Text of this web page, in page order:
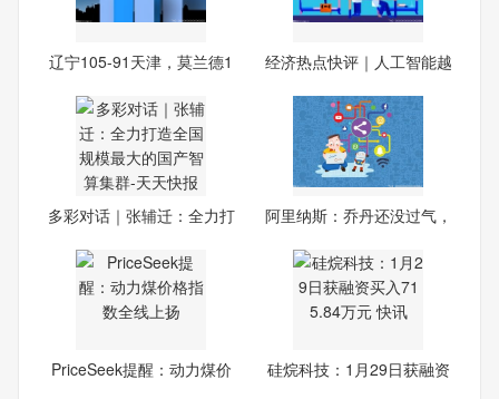
辽宁105-91天津，莫兰德1
经济热点快评｜人工智能越
多彩对话｜张辅迁：全力打
阿里纳斯：乔丹还没过气，
PriceSeek提醒：动力煤价
硅烷科技：1月29日获融资